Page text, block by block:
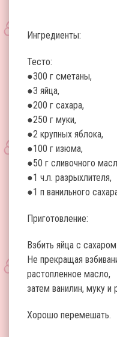
Ингредиенты:
Тесто:
●300 г сметаны,
●3 яйца,
●200 г сахара,
●250 г муки,
●2 крупных яблока,
●100 г изюма,
●50 г сливочного
●1 ч.л. разрыхлителя,
●1 п ванильного
Приготовление:
Взбить яйца с
Не прекращая
растопленное масло,
затем ванилин, муку и
Хорошо перемешать.